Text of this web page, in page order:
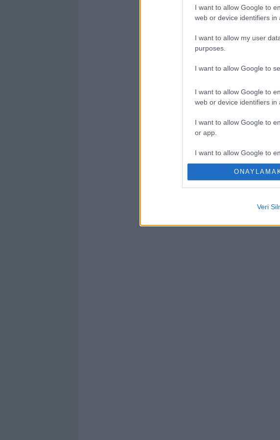
I want to allow Google to
web or device identifiers in
I want to allow my user
purposes.
I want to allow Google to
I want to allow Google to
web or device identifiers in
I want to allow Google to
or app.
I want to allow Google to
I want to allow Google to
authentication
Veri